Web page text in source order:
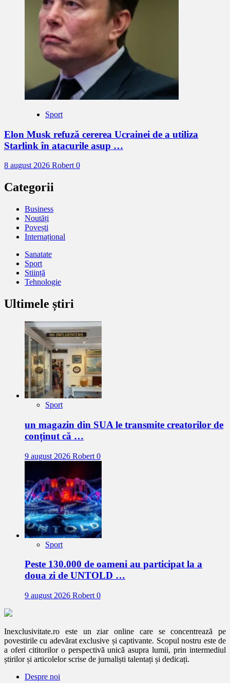
Sport
Elon Musk refuză cererea Ucrainei de a utiliza
Starlink în atacurile asup …
8 august 2026 Robert0
Categorii
Business
Noutăți
Povești
Internațional
Sanatate
Sport
Stiință
Tehnologie
Ultimele știri
Sport
un magazin din SUA le transmite creatorilor de
conținut că …
9 august 2026 Robert 0
Sport
Peste 130.000 de oameni au participat la a
doua zi de UNTOLD …
9 august 2026 Robert 0
Inexclusivitate.ro este un ziar online care se concentrează pe
povestirile cu adevărat exclusive și captivante. Scopul nostru este de
a oferi cititorilor o perspectivă unică asupra lumii, prin intermediul
știrilor și articolelor scrise de jurnaliști talentați și dedicați.
Despre noi